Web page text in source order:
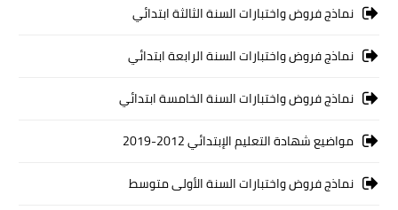
نماذج فروض واختبارات السنة الثالثة ابتدائي
نماذج فروض واختبارات السنة الرابعة ابتدائي
نماذج فروض واختبارات السنة الخامسة ابتدائي
مواضيع شهادة التعليم الإبتدائي 2012-2019
نماذج فروض واختبارات السنة الأولى متوسط